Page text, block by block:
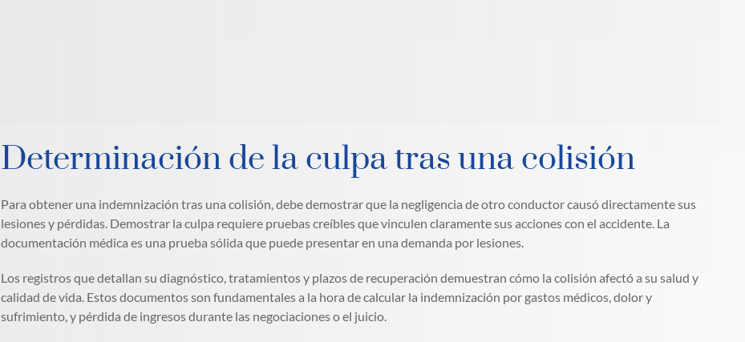
Determinación de la culpa tras una colisión
Para obtener una indemnización tras una colisión, debe demostrar que la negligencia de otro conductor causó directamente sus
lesiones y pérdidas. Demostrar la culpa requiere pruebas creíbles que vinculen claramente sus acciones con el accidente. La
documentación médica es una prueba sólida que puede presentar en una demanda por lesiones.
Los registros que detallan su diagnóstico, tratamientos y plazos de recuperación demuestran cómo la colisión afectó a su salud y
calidad de vida. Estos documentos son fundamentales a la hora de calcular la indemnización por gastos médicos, dolor y
sufrimiento, y pérdida de ingresos durante las negociaciones o el juicio.